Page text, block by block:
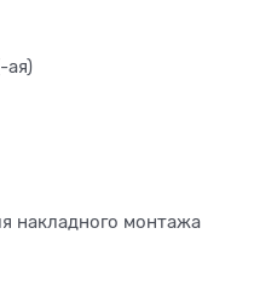
ая)
накладного монтажа